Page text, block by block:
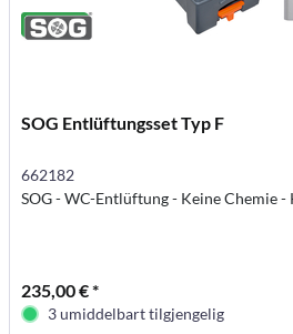
SOG Entlüftungsset Typ F
662182
SOG - WC-Entlüftung - Keine Chemie -
235,00 € *
3 umiddelbart tilgjengelig